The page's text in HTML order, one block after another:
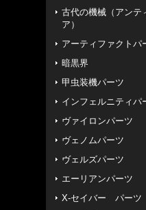
古代の機械（アンテ
ア）
アーティファクトパ
暗黒界
甲虫装機パーツ
インフェルニティパ
ヴァイロンパーツ
ヴェノムパーツ
ヴェルズパーツ
エーリアンパーツ
X-セイバー パーツ